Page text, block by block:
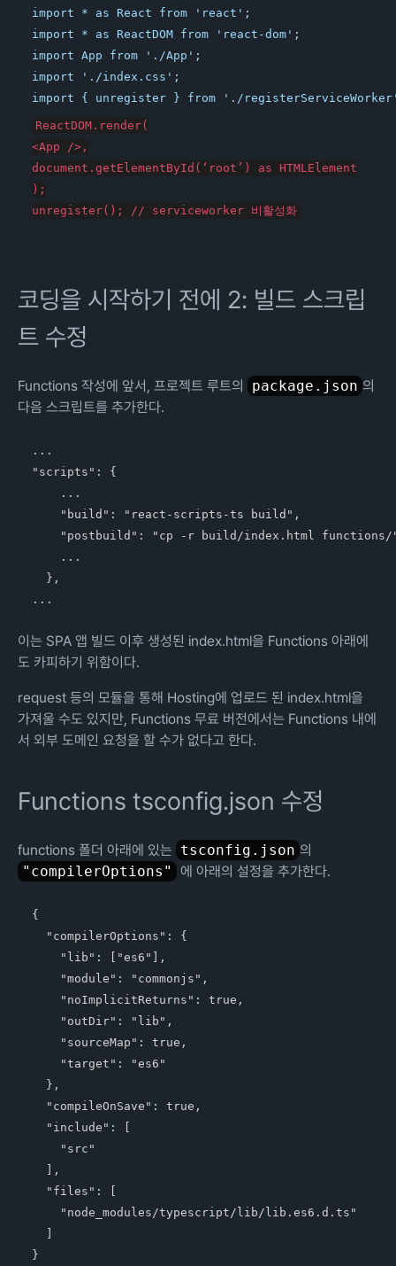
import * as React from 'react';
import * as ReactDOM from 'react-dom';
import App from './App';
import './index.css';
ReactDOM.render(
<App />,
document.getElementById(‘root’) as HTMLElement
);
코딩을 시작하기 전에 2: 빌드 스크립
트 수정
Functions 작성에 앞서, 프로젝트 루트의 package.json 의
다음 스크립트를 추가한다.
...
"scripts": {
    ...
    "build": "react-scripts-ts build",
"postbuild": "cp -r build/index.html functions/
    ...
  },
이는 SPA 앱 빌드 이후 생성된 index.html을 Functions 아래에
도 카피하기 위함이다.
request 등의 모듈을 통해 Hosting에 업로드 된 index.html을
가져울 수도 있지만, Functions 무료 버전에서는 Functions 내에
서 외부 도메인 요청을 할 수가 없다고 한다.
Functions tsconfig.json 수정
functions 폴더 아래에 있는 tsconfig.json 의
"compilerOptions"
에 아래의 설정을 추가한다.
{
  "compilerOptions": {
    "lib": ["es6"],
    "module": "commonjs",
    "noImplicitReturns": true,
    "outDir": "lib",
    "sourceMap": true,
    "target": "es6"
  },
  "compileOnSave": true,
  "include": [
    "src"
  ],
  "files": [
    "node_modules/typescript/lib/lib.es6.d.ts"
  ]